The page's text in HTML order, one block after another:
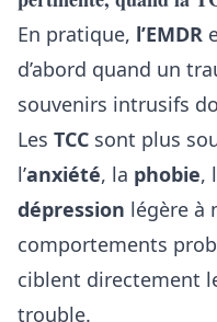
En pratique, l’EMDR
d’abord quand un
souvenirs intrusifs
Les TCC sont plus
l’anxiété, la phobie,
dépression légère à
comportements
ciblent directement
trouble.